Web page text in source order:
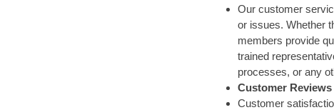
Our customer
or issues. Whether
members provide
trained
processes, or any
Customer
Customer